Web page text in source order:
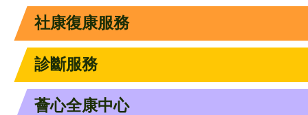
社康復康服務
診斷服務
薈心全康中心